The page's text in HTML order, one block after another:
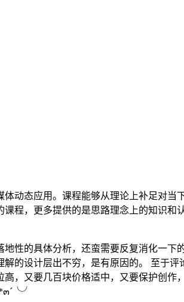
动态应用。课程能够从理论上补足对当
程，更多提供的是思路理念上的知识和
性的具体分析，还蛮需要反复消化一下
的设计层出不穷，是有原因的。 至于评
，又要几百块价格适中，又要保护创作
๓´╰╯